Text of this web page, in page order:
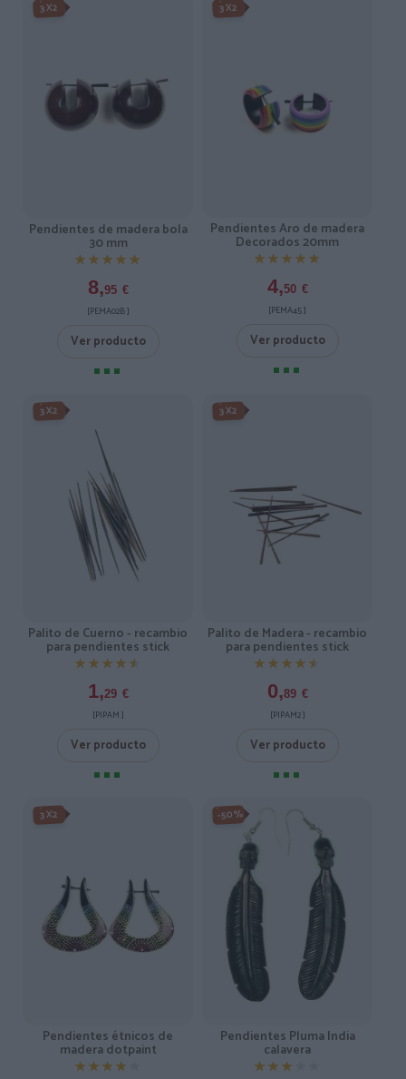
3X2
Pendientes de madera bola
30 mm
★★★★★
★★★★★
8,95 €
[PEMA02B ]
Ver producto
3X2
Pendientes Aro de madera
Decorados 20mm
★★★★★
★★★★★
4,50 €
[PEMA45 ]
Ver producto
3X2
Palito de Cuerno - recambio
para pendientes stick
★★★★★
★★★★★
1,29 €
[PIPAM ]
Ver producto
3X2
Palito de Madera - recambio
para pendientes stick
★★★★★
★★★★★
0,89 €
[PIPAM2 ]
Ver producto
3X2
Pendientes étnicos de
madera dotpaint
★★★★★
★★★★★
-50%
Pendientes Pluma India
calavera
★★★★★
★★★★★